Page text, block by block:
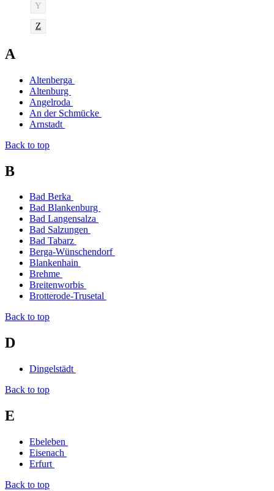
Y
Z
A
Altenberga
Altenburg
Angelroda
An der Schmücke
Arnstadt
Back to top
B
Bad Berka
Bad Blankenburg
Bad Langensalza
Bad Salzungen
Bad Tabarz
Berga-Wünschendorf
Blankenhain
Brehme
Breitenworbis
Brotterode-Trusetal
Back to top
D
Dingelstädt
Back to top
E
Ebeleben
Eisenach
Erfurt
Back to top